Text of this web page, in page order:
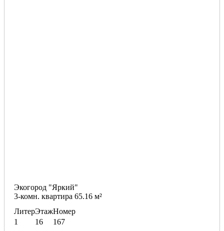
Экогород "Яркий"
3-комн. квартира 65.16 м²
Литер
1
Этаж
16
Номер
167